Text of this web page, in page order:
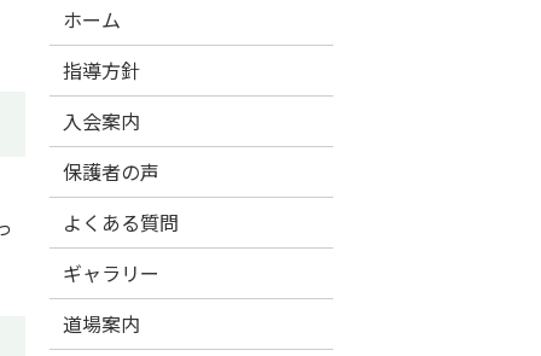
ホーム
指導方針
入会案内
保護者の声
よくある質問
ギャラリー
道場案内